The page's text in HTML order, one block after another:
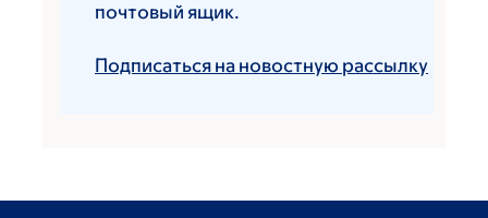
почтовый ящик.
Подписаться на новостную рассылку